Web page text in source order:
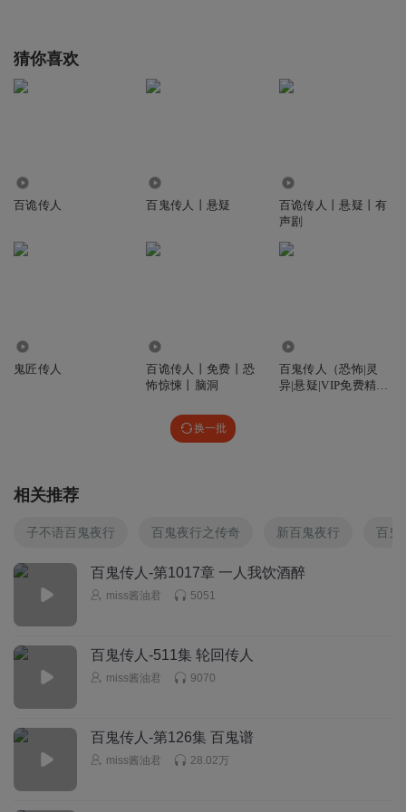
猜你喜欢
百诡传人 百鬼传人丨悬疑
百诡传人丨悬疑丨有
声剧
鬼匠传人
百诡传人丨免费丨恐
怖惊悚丨脑洞
百鬼传人（恐怖|灵
异|悬疑|VIP免费精
换一批
相关推荐
子不语百鬼夜行 百鬼夜行之传奇 新百鬼夜行 百鬼
百鬼传人-第1017章 一人我饮酒醉
miss酱油君 5051
百鬼传人-511集 轮回传人
miss酱油君 9070
百鬼传人-第126集 百鬼谱
miss酱油君 28.02万